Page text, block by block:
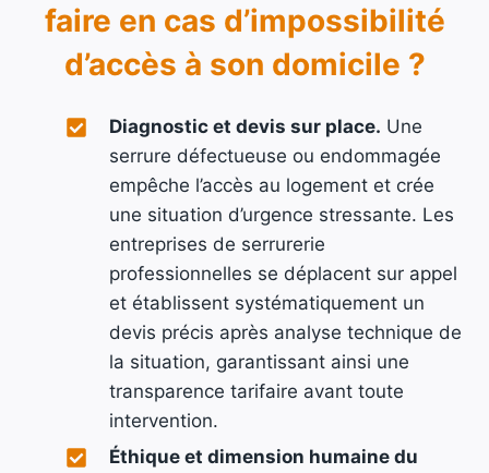
faire en cas d’impossibilité
d’accès à son domicile ?
Diagnostic et devis sur place. Une
serrure défectueuse ou endommagée
empêche l’accès au logement et crée
une situation d’urgence stressante. Les
entreprises de serrurerie
professionnelles se déplacent sur appel
et établissent systématiquement un
devis précis après analyse technique de
la situation, garantissant ainsi une
transparence tarifaire avant toute
intervention.
Éthique et dimension humaine du